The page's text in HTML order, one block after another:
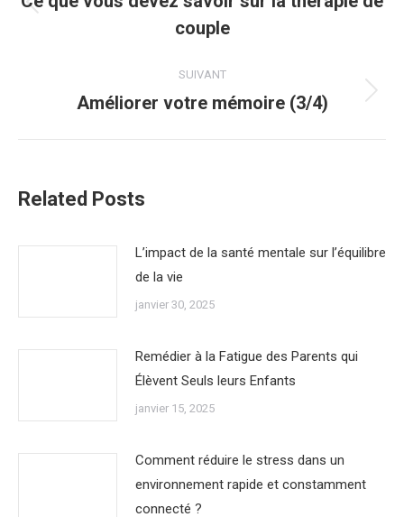
Article
précédent
couple
SUIVANT
Article
Améliorer votre mémoire (3/4)
Related Posts
L’impact de la santé mentale sur l’équilibre
de la vie
janvier 30, 2025
Remédier à la Fatigue des Parents qui
Élèvent Seuls leurs Enfants
janvier 15, 2025
Comment réduire le stress dans un
environnement rapide et constamment
connecté ?